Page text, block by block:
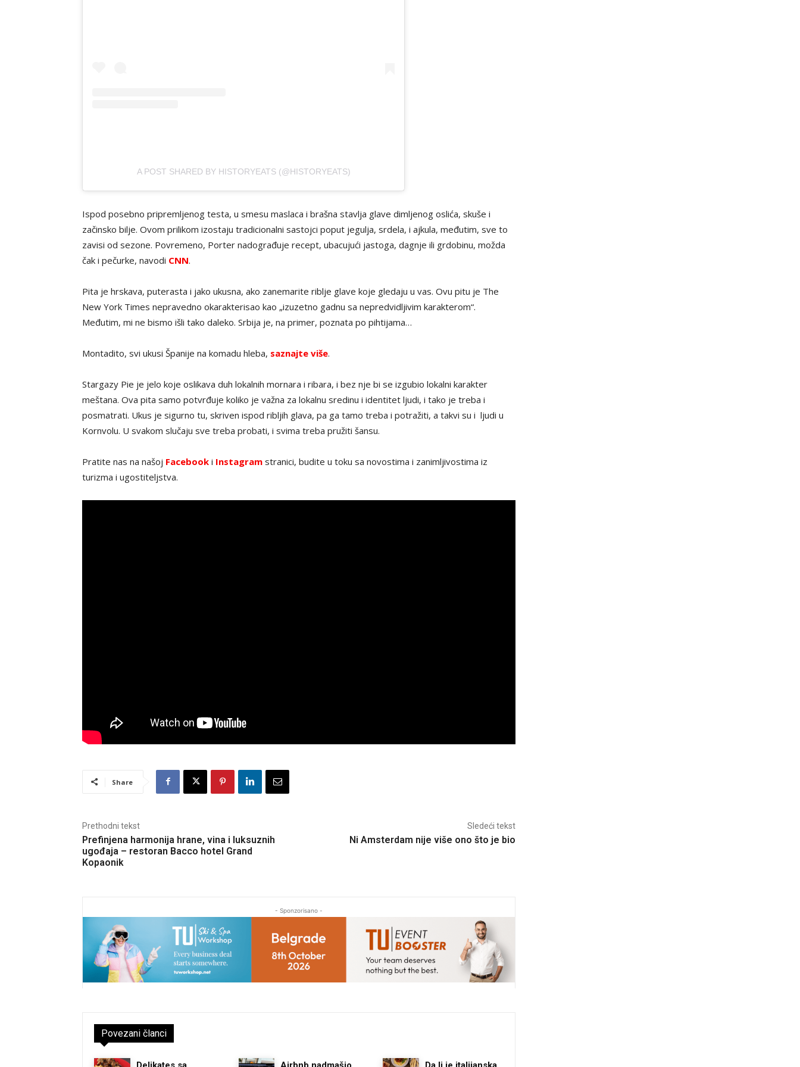
A POST SHARED BY HISTORYEATS (@HISTORYEATS)
Ispod posebno pripremljenog testa, u smesu maslaca i brašna stavlja glave dimljenog oslića, skuše i
začinsko bilje. Ovom prilikom izostaju tradicionalni sastojci poput jegulja, srdela, i ajkula, međutim, sve to
zavisi od sezone. Povremeno, Porter nadograđuje recept, ubacujući jastoga, dagnje ili grdobinu, možda
čak i pečurke, navodi CNN.
Pita je hrskava, puterasta i jako ukusna, ako zanemarite riblje glave koje gledaju u vas. Ovu pitu je The
New York Times nepravedno okarakterisao kao „izuzetno gadnu sa nepredvidljivim karakterom“.
Međutim, mi ne bismo išli tako daleko. Srbija je, na primer, poznata po pihtijama…
Montadito, svi ukusi Španije na komadu hleba, saznajte više.
Stargazy Pie je jelo koje oslikava duh lokalnih mornara i ribara, i bez nje bi se izgubio lokalni karakter
meštana. Ova pita samo potvrđuje koliko je važna za lokalnu sredinu i identitet ljudi, i tako je treba i
posmatrati. Ukus je sigurno tu, skriven ispod ribljih glava, pa ga tamo treba i potražiti, a takvi su i ljudi u
Kornvolu. U svakom slučaju sve treba probati, i svima treba pružiti šansu.
Pratite nas na našoj Facebook i Instagram stranici, budite u toku sa novostima i zanimljivostima iz
turizma i ugostiteljstva.
Share
Prethodni tekst
Prefinjena harmonija hrane, vina i luksuznih
ugođaja – restoran Bacco hotel Grand
Kopaonik
Sledeći tekst
Ni Amsterdam nije više ono što je bio
- Sponzorisano -
Povezani članci